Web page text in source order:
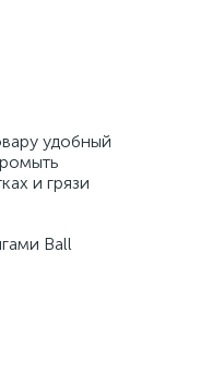
удобный
и грязи
Ball